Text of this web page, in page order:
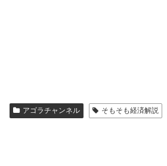
アゴラチャンネル そもそも経済解説